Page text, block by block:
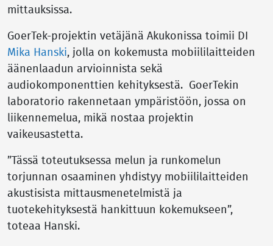
mittauksissa.
GoerTek-projektin vetäjänä Akukonissa toimii DI
Mika Hanski, jolla on kokemusta mobiililaitteiden
äänenlaadun arvioinnista sekä
audiokomponenttien kehityksestä. GoerTekin
laboratorio rakennetaan ympäristöön, jossa on
liikennemelua, mikä nostaa projektin
vaikeusastetta.
”Tässä toteutuksessa melun ja runkomelun
torjunnan osaaminen yhdistyy mobiililaitteiden
akustisista mittausmenetelmistä ja
tuotekehityksestä hankittuun kokemukseen”,
toteaa Hanski.